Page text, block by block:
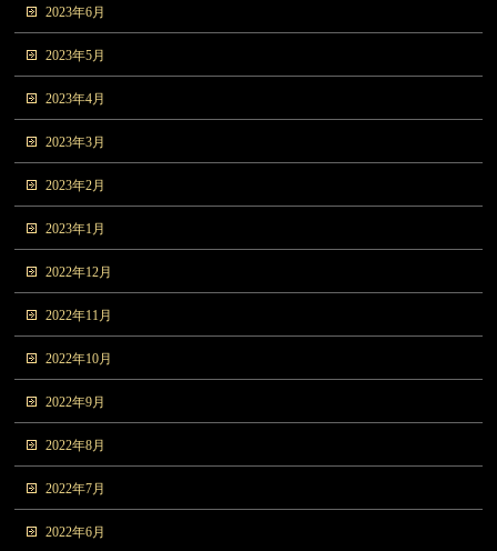
2023年6月
2023年5月
2023年4月
2023年3月
2023年2月
2023年1月
2022年12月
2022年11月
2022年10月
2022年9月
2022年8月
2022年7月
2022年6月